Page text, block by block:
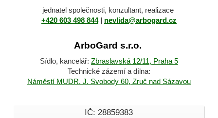
jednatel společnosti, konzultant, realizace
+420 603 498 844| nevlida@arbogard.cz
ArboGard s.r.o.
Sídlo, kancelář: Zbraslavská 12/11, Praha 5
Technické zázemí a dílna:
Náměstí MUDR. J. Svobody 60, Zruč nad Sázavou
IČ: 28859383